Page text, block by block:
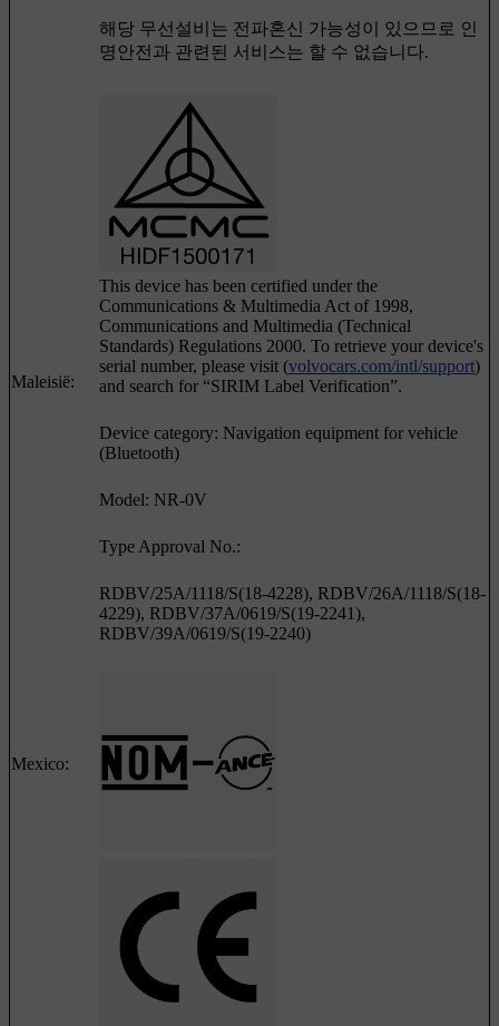
해당 무선설비는 전파혼신 가능성이 있으므로 인
명안전과 관련된 서비스는 할 수 없습니다.
Maleisië:
This device has been certified under the
Communications & Multimedia Act of 1998,
Communications and Multimedia (Technical
Standards) Regulations 2000. To retrieve your device's
serial number, please visit (volvocars.com/intl/support)
and search for “SIRIM Label Verification”.
Device category: Navigation equipment for vehicle
(Bluetooth)
Model: NR-0V
Type Approval No.:
RDBV/25A/1118/S(18-4228), RDBV/26A/1118/S(18-
4229), RDBV/37A/0619/S(19-2241),
RDBV/39A/0619/S(19-2240)
Mexico: